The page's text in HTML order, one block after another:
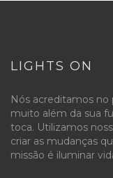
LIGHTS ON
Nós acreditamos no
muito além da sua
toca. Utilizamos
criar as mudanças
missão é iluminar